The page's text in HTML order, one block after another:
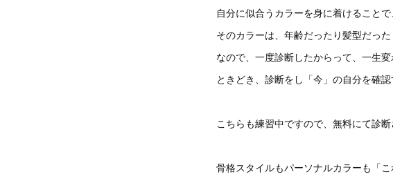
自分に似合うカラーを身に着けること
そのカラーは、年齢だったり髪型だった
なので、一度診断したからって、一生変
ときどき、診断をし「今」の自分を確認
こちらも練習中ですので、無料にて診断
骨格スタイルもパーソナルカラーも「